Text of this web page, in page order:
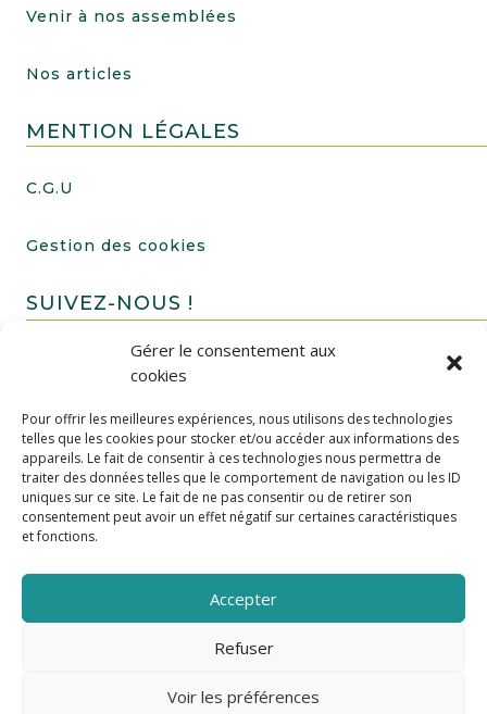
Gérer le consentement aux
cookies
Pour offrir les meilleures expériences, nous utilisons des technologies
telles que les cookies pour stocker et/ou accéder aux informations des
appareils. Le fait de consentir à ces technologies nous permettra de
traiter des données telles que le comportement de navigation ou les ID
uniques sur ce site. Le fait de ne pas consentir ou de retirer son
consentement peut avoir un effet négatif sur certaines caractéristiques
et fonctions.
Accepter
Refuser
Voir les préférences
Venir à nos assemblées
Nos articles
MENTION LÉGALES
C.G.U
Gestion des cookies
SUIVEZ-NOUS !
FAIRE UN DON